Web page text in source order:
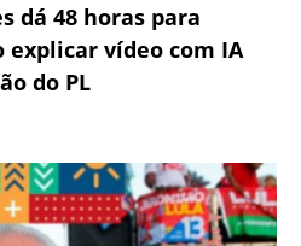
dá 48 horas para
explicar vídeo com IA
do PL